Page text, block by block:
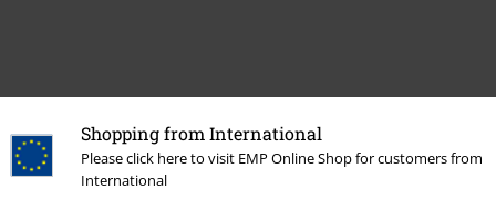
Shopping from International
Please click here to visit EMP Online Shop for customers from
International
Última visita